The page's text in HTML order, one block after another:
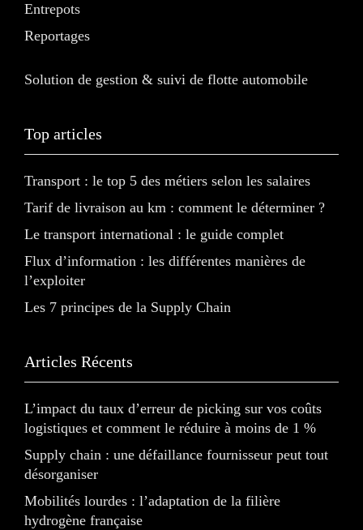
Entrepots
Reportages
Solution de gestion & suivi de flotte automobile
Top articles
Transport : le top 5 des métiers selon les salaires
Tarif de livraison au km : comment le déterminer ?
Le transport international : le guide complet
Flux d’information : les différentes manières de
l’exploiter
Les 7 principes de la Supply Chain
Articles Récents
L’impact du taux d’erreur de picking sur vos coûts
logistiques et comment le réduire à moins de 1 %
Supply chain : une défaillance fournisseur peut tout
désorganiser
Mobilités lourdes : l’adaptation de la filière
hydrogène française